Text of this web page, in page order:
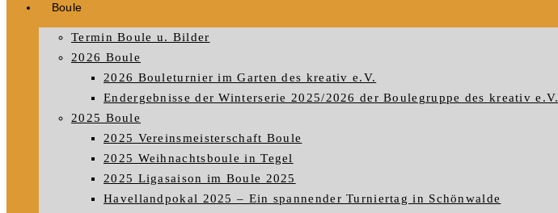
Boule
Termin Boule u. Bilder
2026 Boule
2026 Bouleturnier im Garten des kreativ e.V.
Endergebnisse der Winterserie 2025/2026 der Boulegruppe des kreativ e.V.
2025 Boule
2025 Vereinsmeisterschaft Boule
2025 Weihnachtsboule in Tegel
2025 Ligasaison im Boule 2025
Havellandpokal 2025 – Ein spannender Turniertag in Schönwalde